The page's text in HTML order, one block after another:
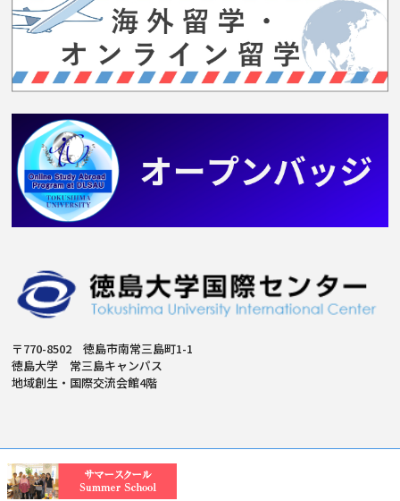
〒770-8502 徳島市南常三島町1-1
徳島大学 常三島キャンパス
地域創生・国際交流会館4階